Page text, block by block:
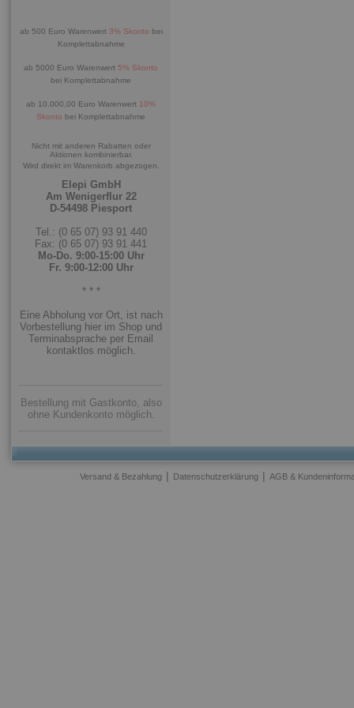
ab 500 Euro Warenwert 3% Skonto bei
Komplettabnahme
ab 5000 Euro Warenwert 5% Skonto
bei Komplettabnahme
ab 10.000,00 Euro Warenwert 10%
Skonto bei Komplettabnahme
Nicht mit anderen Rabatten oder
Aktionen kombinierbar.
Wird direkt im Warenkorb abgezogen.
Elepi GmbH
Am Wenigerflur 22
D-54498 Piesport
Tel.: (0 65 07) 93 91 440
Fax: (0 65 07) 93 91 441
Mo-Do. 9:00-15:00 Uhr
Fr. 9:00-12:00 Uhr
* * *
Eine Abholung vor Ort, ist nach
Vorbestellung hier im Shop und
Terminabsprache per Email
kontaktlos möglich.
Bestellung mit Gastkonto, also
ohne Kundenkonto möglich.
Versand & Bezahlung | Datenschutzerklärung | AGB &